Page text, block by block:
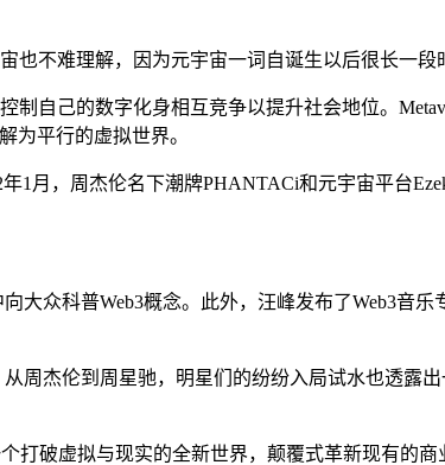
不难理解，因为元宇宙一词自诞生以后很长一段
自己的数字化身相互竞争以提升社会地位。
为平行的虚拟世界。
月，周杰伦名下潮牌PHANTACi和元宇宙平台
众科普Web3概念。此外，汪峰发布了Web3音乐
周杰伦到周星驰，明星们的纷纷入局试水也透露
打破虚拟与现实的全新世界，颠覆式革新现有的